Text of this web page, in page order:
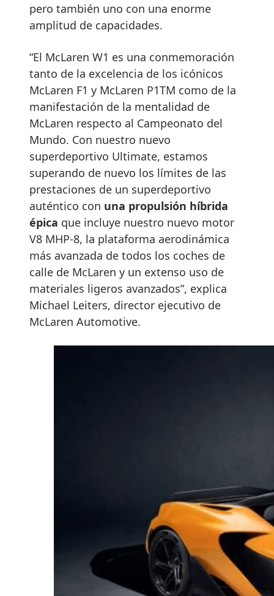
pero también uno con una enorme
amplitud de capacidades.
“El McLaren W1 es una conmemoración
tanto de la excelencia de los icónicos
McLaren F1 y McLaren P1TM como de la
manifestación de la mentalidad de
McLaren respecto al Campeonato del
Mundo. Con nuestro nuevo
superdeportivo Ultimate, estamos
superando de nuevo los límites de las
prestaciones de un superdeportivo
auténtico con una propulsión híbrida
épica que incluye nuestro nuevo motor
V8 MHP-8, la plataforma aerodinámica
más avanzada de todos los coches de
calle de McLaren y un extenso uso de
materiales ligeros avanzados”, explica
Michael Leiters, director ejecutivo de
McLaren Automotive.